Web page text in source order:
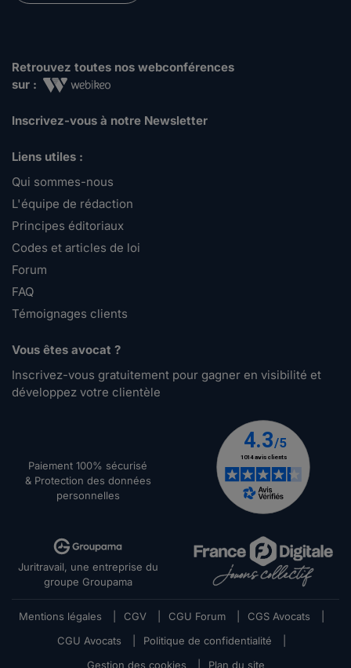
Retrouvez toutes nos webconférences
sur :
Inscrivez-vous à notre Newsletter
Liens utiles :
Qui sommes-nous
L'équipe de rédaction
Principes éditoriaux
Codes et articles de loi
Forum
FAQ
Témoignages clients
Vous êtes avocat ?
Inscrivez-vous gratuitement pour gagner en visibilité et
développez votre clientèle
Paiement 100% sécurisé
& Protection des données
personnelles
Juritravail, une entreprise du
groupe Groupama
Mentions légales CGV CGU Forum CGS Avocats
CGU Avocats
Politique de confidentialité
Gestion des cookies
Plan du site